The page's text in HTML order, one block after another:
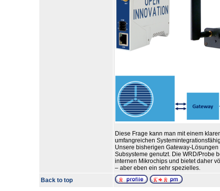
Diese Frage kann man mit einem
umfangreichen
Unsere bisherigen Gateway-
Subsysteme genutzt. Die WRD/Probe
internen Mikrochips und bietet daher
– aber eben ein sehr spezielles.
Back to top